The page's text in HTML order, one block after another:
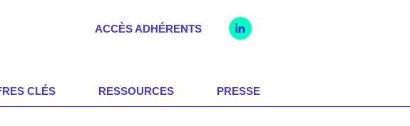
CLÉS RESSOURCES PRESSE
ACCÈS ADHÉRENTS